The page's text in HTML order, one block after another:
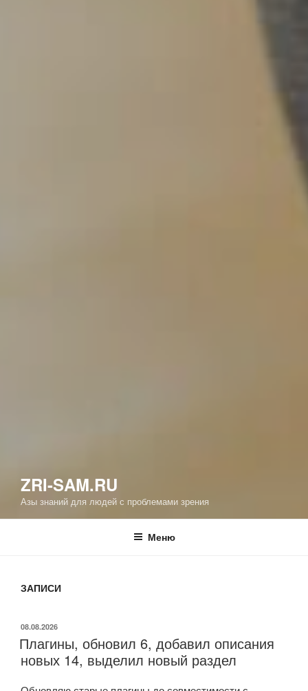
ZRI-SAM.RU
Азы знаний для людей с проблемами зрения
Меню
ЗАПИСИ
ОПУБЛИКОВАНО
08.08.2026
Плагины, обновил 6, добавил описания
новых 14, выделил новый раздел